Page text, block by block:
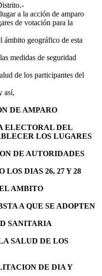
a la acción de amparo
de votación para la
ámbito geográfico de esta
medidas de seguridad
de los participantes del
así,
DE AMPARO
ELECTORAL DEL
LOS LUGARES
DE AUTORIDADES
LOS DIAS 26, 27 Y 28
AMBITO
A QUE SE ADOPTEN
SANITARIA
SALUD DE LOS
DE DIA Y